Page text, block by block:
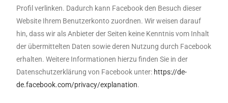
Profil verlinken. Dadurch kann Facebook den Besuch dieser
Website Ihrem Benutzerkonto zuordnen. Wir weisen darauf
hin, dass wir als Anbieter der Seiten keine Kenntnis vom Inhalt
der übermittelten Daten sowie deren Nutzung durch Facebook
erhalten. Weitere Informationen hierzu finden Sie in der
Datenschutzerklärung von Facebook unter: https://de-
de.facebook.com/privacy/explanation.